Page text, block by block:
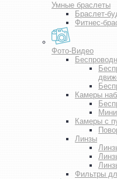
Умные браслеты
Браслет-
Фитнес-
Фото-Видео
Камеры
Камеры с
Линзы
Фильтры